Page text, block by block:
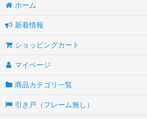
ホーム
新着情報
ショッピングカート
マイページ
商品カテゴリ一覧
引き戸（フレーム無し）